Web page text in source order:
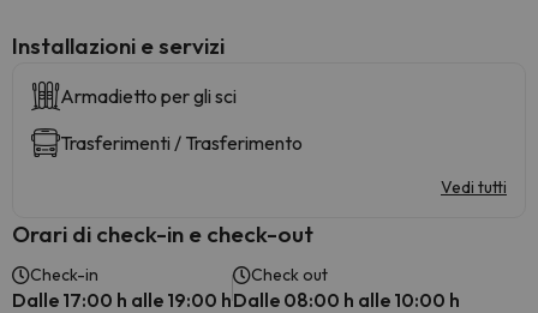
Installazioni e servizi
Armadietto per gli sci
Trasferimenti / Trasferimento
Vedi tutti
Orari di check-in e check-out
Check-in
Dalle 17:00 h alle 19:00 h
Check out
Dalle 08:00 h alle 10:00 h